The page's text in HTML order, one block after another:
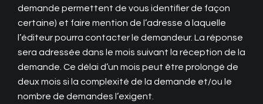
demande permettent de vous identifier de façon
certaine) et faire mention de l’adresse à laquelle
l’éditeur pourra contacter le demandeur. La réponse
sera adressée dans le mois suivant la réception de la
demande. Ce délai d’un mois peut être prolongé de
deux mois si la complexité de la demande et/ou le
nombre de demandes l’exigent.